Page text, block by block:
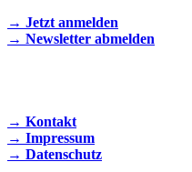
→ Jetzt anmelden
→ Newsletter abmelden
→ Kontakt
→ Impressum
→ Datenschutz